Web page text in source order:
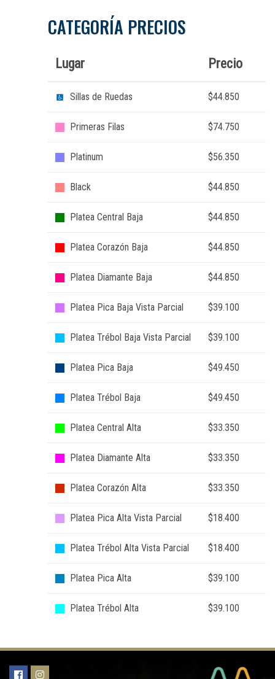
CATEGORÍA PRECIOS
Lugar Precio
Sillas de Ruedas $44.850
Primeras Filas $74.750
Platinum $56.350
Black $44.850
Platea Central Baja $44.850
Platea Corazón Baja $44.850
Platea Diamante Baja $44.850
Platea Pica Baja Vista Parcial $39.100
Platea Trébol Baja Vista Parcial $39.100
Platea Pica Baja $49.450
Platea Trébol Baja $49.450
Platea Central Alta $33.350
Platea Diamante Alta $33.350
Platea Corazón Alta $33.350
Platea Pica Alta Vista Parcial $18.400
Platea Trébol Alta Vista Parcial $18.400
Platea Pica Alta $39.100
Platea Trébol Alta $39.100